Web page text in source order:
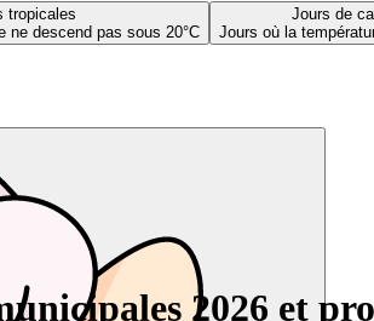
tropicales
ne descend pas sous 20°C
Jours de
Jours où la
2026 et